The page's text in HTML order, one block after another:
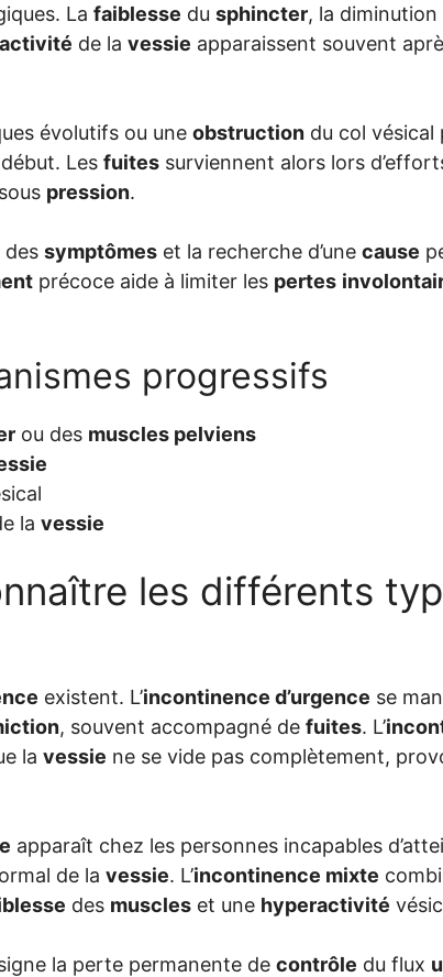
La faiblesse du sphincter, la
de la vessie apparaissent souvent
évolutifs ou une obstruction du col
Les fuites surviennent alors lors
sous pression.
des symptômes et la recherche d’une cause
précoce aide à limiter les pertes
progressifs
ou des muscles pelviens
la vessie
les différents
existent. L’incontinence d’urgence se
, souvent accompagné de fuites. L’
la vessie ne se vide pas complètement,
apparaît chez les personnes incapables
de la vessie. L’incontinence mixte
des muscles et une hyperactivité
la perte permanente de contrôle du flux